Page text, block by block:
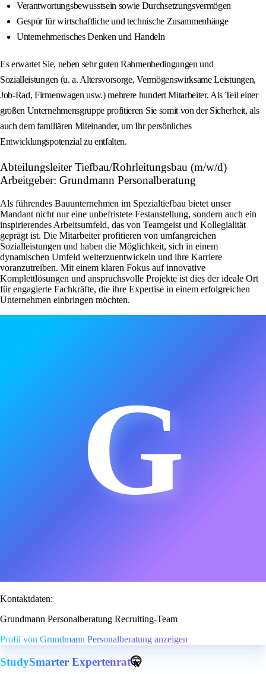
Verantwortungsbewusstsein sowie Durchsetzungsvermögen
Gespür für wirtschaftliche und technische Zusammenhänge
Unternehmerisches Denken und Handeln
Es erwartet Sie, neben sehr guten Rahmenbedingungen und
Sozialleistungen (u. a. Altersvorsorge, Vermögenswirksame Leistungen,
Job‑Rad, Firmenwagen usw.) mehrere hundert Mitarbeiter. Als Teil einer
großen Unternehmensgruppe profitieren Sie somit von der Sicherheit, als
auch dem familiären Miteinander, um Ihr persönliches
Entwicklungspotenzial zu entfalten.
Abteilungsleiter Tiefbau/Rohrleitungsbau (m/w/d)
Arbeitgeber: Grundmann Personalberatung
Als führendes Bauunternehmen im Spezialtiefbau bietet unser
Mandant nicht nur eine unbefristete Festanstellung, sondern auch ein
inspirierendes Arbeitsumfeld, das von Teamgeist und Kollegialität
geprägt ist. Die Mitarbeiter profitieren von umfangreichen
Sozialleistungen und haben die Möglichkeit, sich in einem
dynamischen Umfeld weiterzuentwickeln und ihre Karriere
voranzutreiben. Mit einem klaren Fokus auf innovative
Komplettlösungen und anspruchsvolle Projekte ist dies der ideale Ort
für engagierte Fachkräfte, die ihre Expertise in einem erfolgreichen
Unternehmen einbringen möchten.
G
Kontaktdaten:
Grundmann Personalberatung Recruiting-Team
Profil von Grundmann Personalberatung anzeigen
StudySmarter Expertenrat🤫